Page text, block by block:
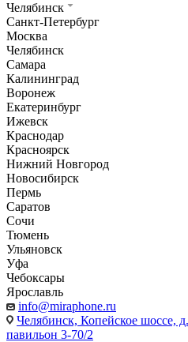
Челябинск
Санкт-Петербург
Москва
Челябинск
Самара
Калининград
Воронеж
Екатеринбург
Ижевск
Краснодар
Красноярск
Нижний Новгород
Новосибирск
Пермь
Саратов
Сочи
Тюмень
Ульяновск
Уфа
Чебоксары
Ярославль
info@miraphone.ru
Челябинск, Копейское шоссе,
павильон 3-70/2